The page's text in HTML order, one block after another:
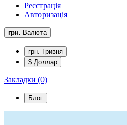
Реєстрація
Авторизація
грн. Валюта
грн. Гривня
$ Доллар
Закладки (0)
Блог